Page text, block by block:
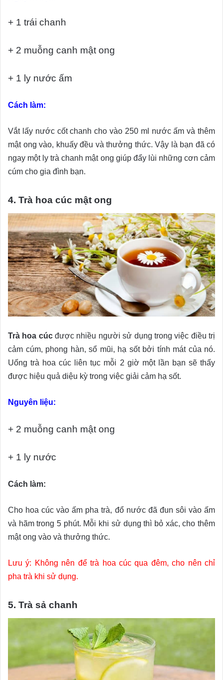
+ 1 trái chanh
+ 2 muỗng canh mật ong
+ 1 ly nước ấm
Cách làm:
Vắt lấy nước cốt chanh cho vào 250 ml nước ấm và thêm
mật ong vào, khuấy đều và thưởng thức. Vậy là bạn đã có
ngay một ly trà chanh mật ong giúp đẩy lùi những cơn cảm
cúm cho gia đình bạn.
4. Trà hoa cúc mật ong
Trà hoa cúcđược nhiều người sử dụng trong việc điều trị
cảm cúm, phong hàn, sổ mũi, hạ sốt bởi tính mát của nó.
Uống trà hoa cúc liên tục mỗi 2 giờ một lần bạn sẽ thấy
được hiệu quả diệu kỳ trong việc giải cảm hạ sốt.
Nguyên liệu:
+ 2 muỗng canh mật ong
+ 1 ly nước
Cách làm:
Cho hoa cúc vào ấm pha trà, đổ nước đã đun sôi vào ấm
và hãm trong 5 phút. Mỗi khi sử dụng thì bỏ xác, cho thêm
mật ong vào và thưởng thức.
Lưu ý: Không nên để trà hoa cúc qua đêm, cho nên chỉ
pha trà khi sử dụng.
5. Trà sả chanh